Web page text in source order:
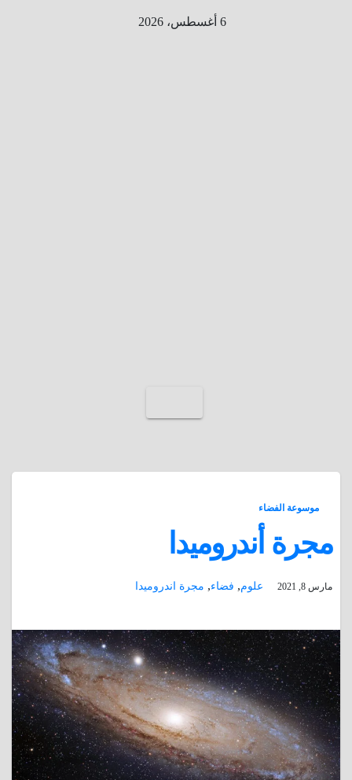
6 أغسطس، 2026
موسوعة الفضاء
مجرة أندروميدا
مارس 8, 2021 علوم, فضاء, مجرة اندروميدا